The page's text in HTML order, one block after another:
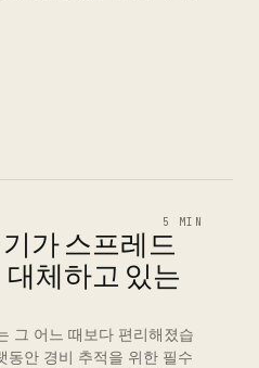
5 MIN
가 스프레드
체하고 있는
그 어느 때보다 편리해졌습
동안 경비 추적을 위한 필수